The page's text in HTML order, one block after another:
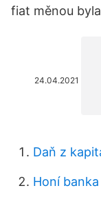
fiat měnou
24.04.2021
Daň z
Honí